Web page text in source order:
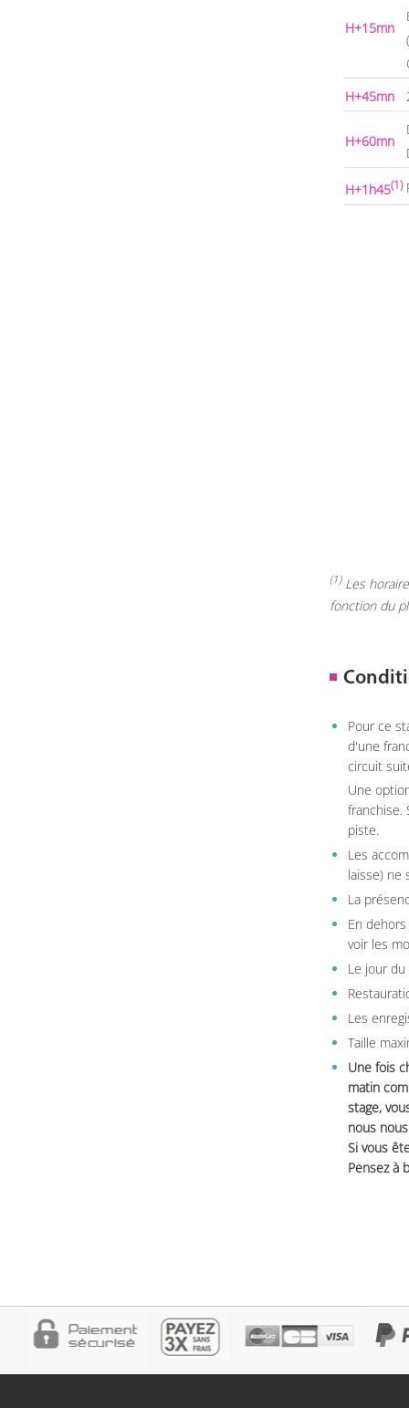
H+15mn
H+45mn
H+60mn
H+1h45(1)
(1)Les
fonction du
Pour ce
d'une
circuit
Une
franchise.
piste.
Les
laisse) ne
La
En
voir les
Le jour
Les
Taille
Une fois
matin
stage,
nous
Si vous
Pensez à